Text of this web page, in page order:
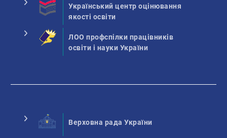
Український центр оцінювання
якості освіти
ЛОО профспілки працівників
освіти і науки України
Верховна рада України